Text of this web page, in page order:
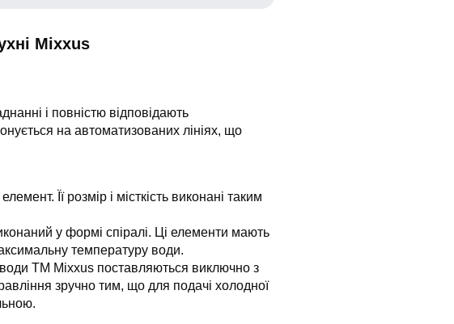
Mixxus
і повністю відповідають
на автоматизованих лініях, що
Її розмір і місткість виконані таким
у формі спіралі. Ці елементи мають
температуру води.
води ТМ Mixxus поставляються виключно з
зручно тим, що для подачі холодної